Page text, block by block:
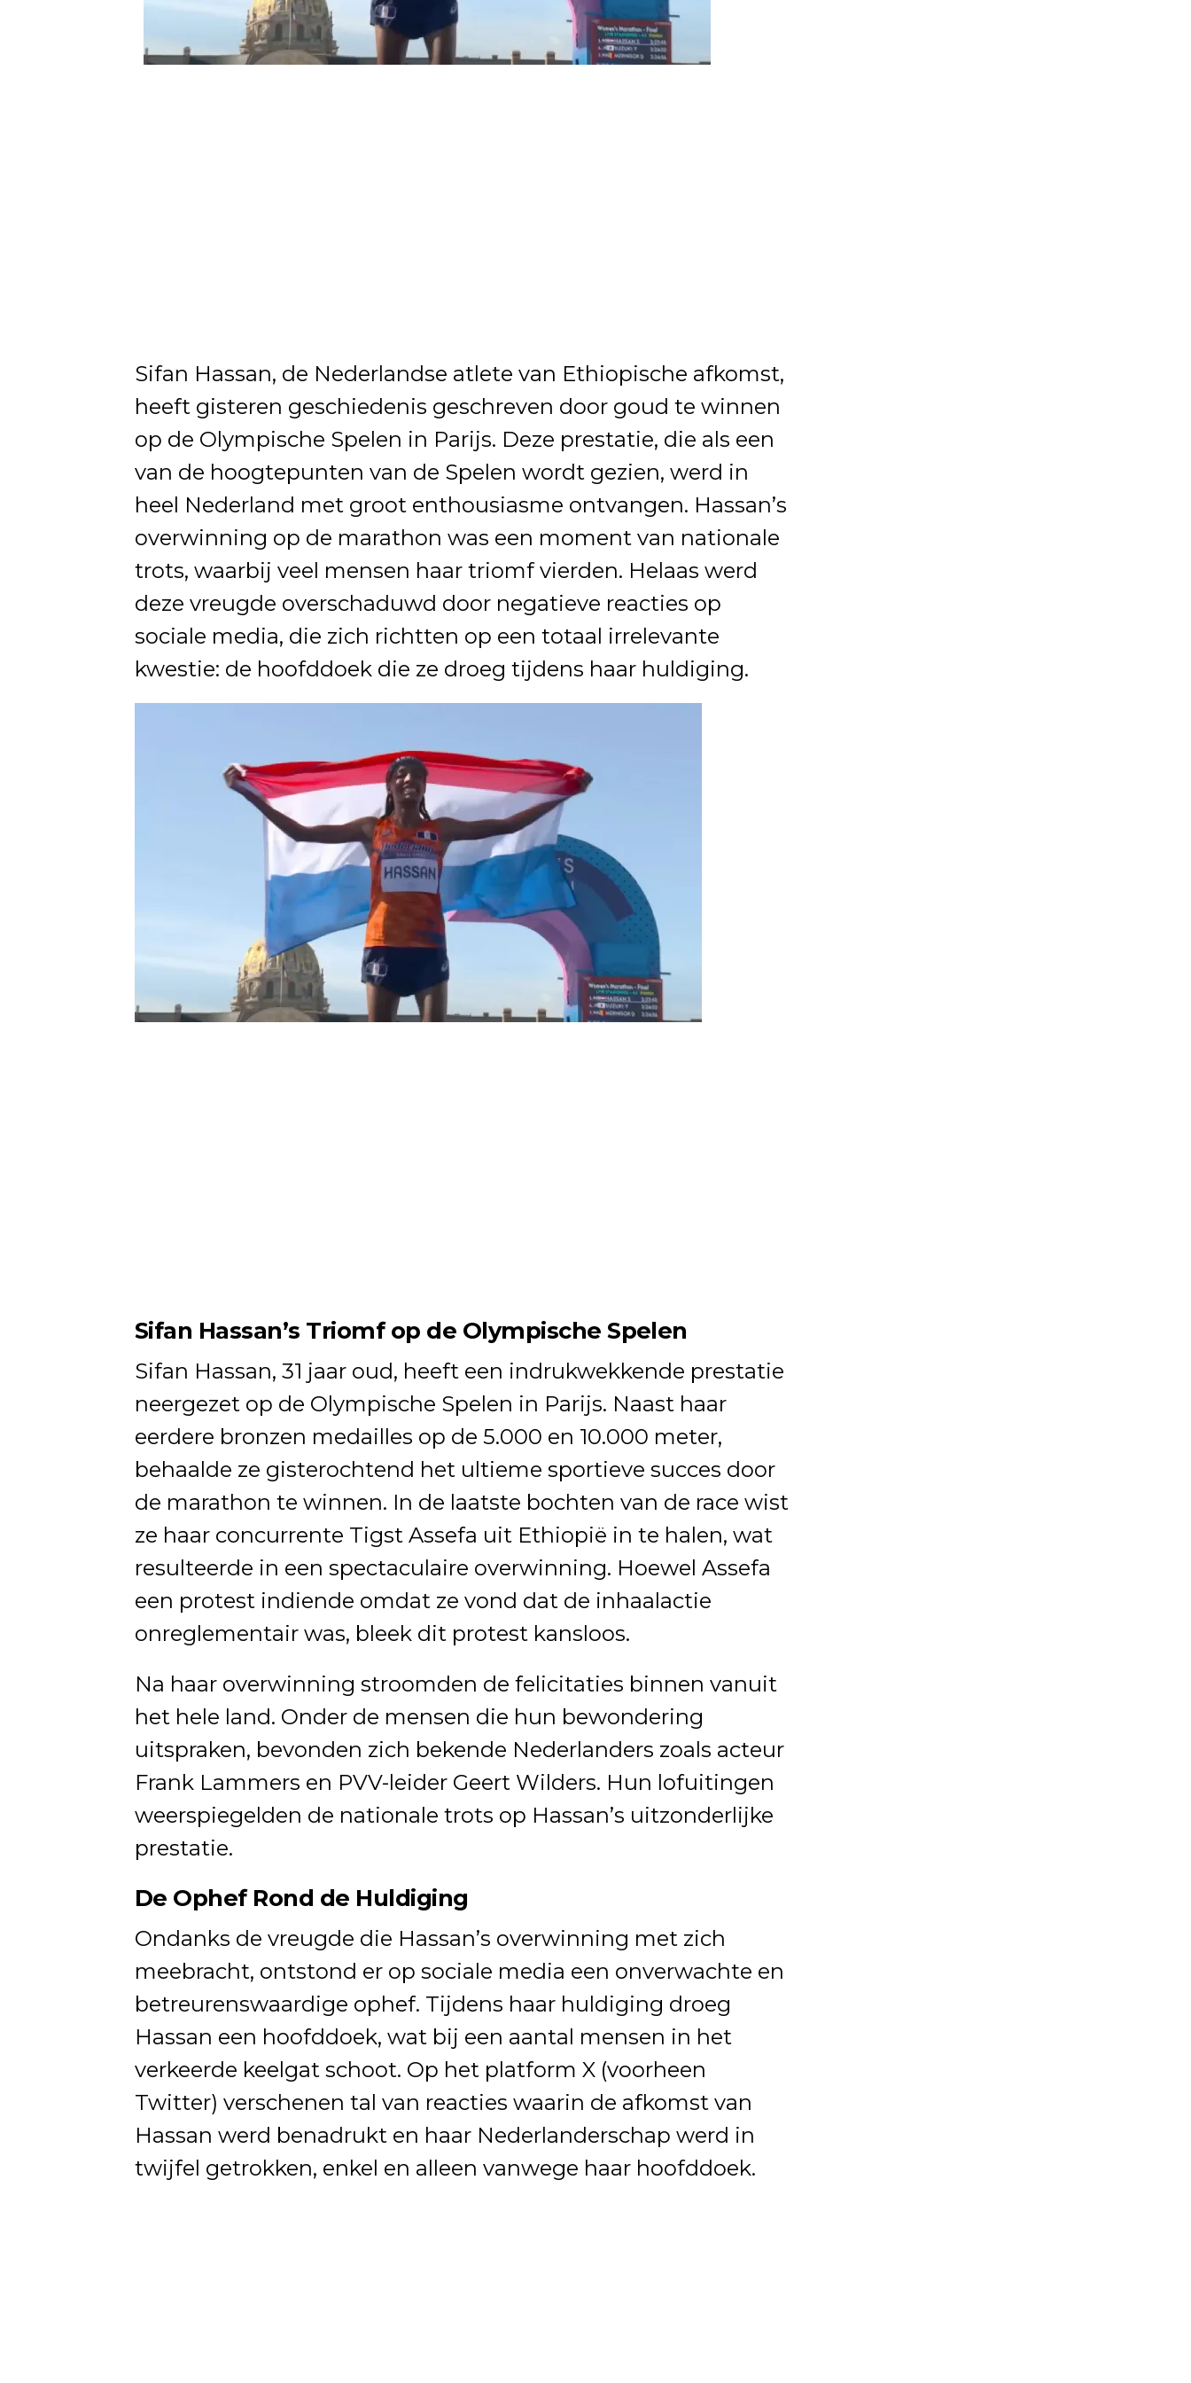
Sifan Hassan, de Nederlandse atlete van Ethiopische afkomst,
heeft gisteren geschiedenis geschreven door goud te winnen
op de Olympische Spelen in Parijs. Deze prestatie, die als een
van de hoogtepunten van de Spelen wordt gezien, werd in
heel Nederland met groot enthousiasme ontvangen. Hassan’s
overwinning op de marathon was een moment van nationale
trots, waarbij veel mensen haar triomf vierden. Helaas werd
deze vreugde overschaduwd door negatieve reacties op
sociale media, die zich richtten op een totaal irrelevante
kwestie: de hoofddoek die ze droeg tijdens haar huldiging.
Sifan Hassan’s Triomf op de Olympische Spelen
Sifan Hassan, 31 jaar oud, heeft een indrukwekkende prestatie
neergezet op de Olympische Spelen in Parijs. Naast haar
eerdere bronzen medailles op de 5.000 en 10.000 meter,
behaalde ze gisterochtend het ultieme sportieve succes door
de marathon te winnen. In de laatste bochten van de race wist
ze haar concurrente Tigst Assefa uit Ethiopië in te halen, wat
resulteerde in een spectaculaire overwinning. Hoewel Assefa
een protest indiende omdat ze vond dat de inhaalactie
onreglementair was, bleek dit protest kansloos.
Na haar overwinning stroomden de felicitaties binnen vanuit
het hele land. Onder de mensen die hun bewondering
uitspraken, bevonden zich bekende Nederlanders zoals acteur
Frank Lammers en PVV-leider Geert Wilders. Hun lofuitingen
weerspiegelden de nationale trots op Hassan’s uitzonderlijke
prestatie.
De Ophef Rond de Huldiging
Ondanks de vreugde die Hassan’s overwinning met zich
meebracht, ontstond er op sociale media een onverwachte en
betreurenswaardige ophef. Tijdens haar huldiging droeg
Hassan een hoofddoek, wat bij een aantal mensen in het
verkeerde keelgat schoot. Op het platform X (voorheen
Twitter) verschenen tal van reacties waarin de afkomst van
Hassan werd benadrukt en haar Nederlanderschap werd in
twijfel getrokken, enkel en alleen vanwege haar hoofddoek.